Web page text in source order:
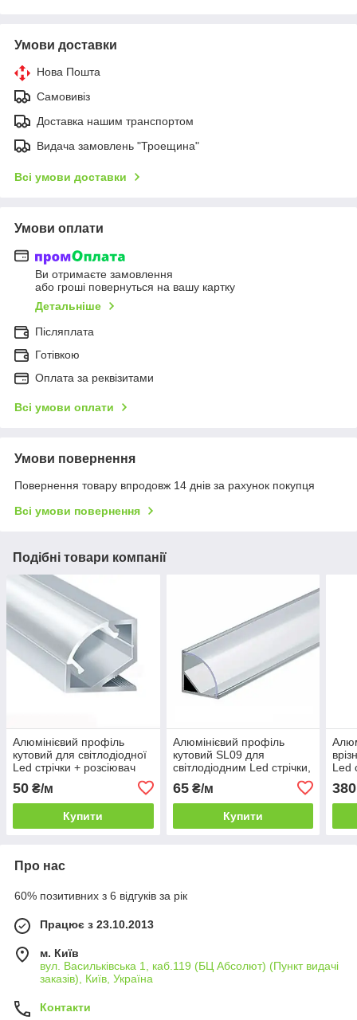
Умови доставки
Нова Пошта
Самовивіз
Доставка нашим транспортом
Видача замовлень "Троещина"
Всі умови доставки
Умови оплати
Ви отримаєте замовлення
або гроші повернуться на вашу картку
Детальніше
Післяплата
Готівкою
Оплата за реквізитами
Всі умови оплати
Умови повернення
Повернення товару впродовж 14 днів за рахунок покупця
Всі умови повернення
Подібні товари компанії
Алюмінієвий профіль
кутовий для світлодіодної
Led стрічки + розсіювач
50 ₴/м
Купити
Алюмінієвий профіль
кутовий SL09 для
світлодіодним Led стрічки,
65₴/м
Купити
Led
380
Про нас
60% позитивних з 6 відгуків за рік
Працює з 23.10.2013
м. Київ
вул. Васильківська 1, каб.119 (БЦ Абсолют) (Пункт видачі
заказів), Київ, Україна
Контакти